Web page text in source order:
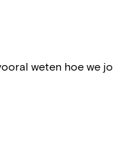
weten hoe we